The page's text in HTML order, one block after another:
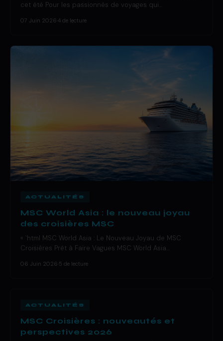
cet été Pour les passionnés de voyages qui…
07 Juin 2026 4 de lecture
ACTUALITÉS
MSC World Asia : le nouveau joyau
des croisières MSC
« `html MSC World Asia : Le Nouveau Joyau de MSC
Croisières Prêt à Faire Vagues MSC World Asia…
06 Juin 2026 5 de lecture
ACTUALITÉS
MSC Croisières : nouveautés et
perspectives 2026